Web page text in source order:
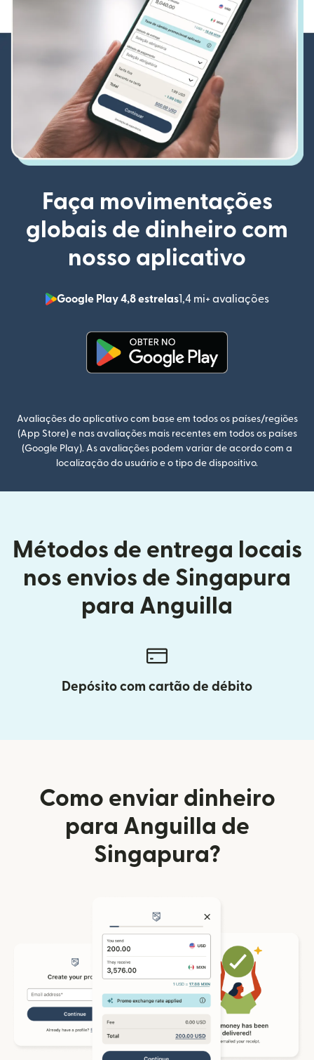
Faça movimentações
globais de dinheiro com
nosso aplicativo
Google Play 4,8 estrelas1,4 mi+ avaliações
(abre
Avaliações do aplicativo com base em todos os países/regiões
(App Store) e nas avaliações mais recentes em todos os países
(Google Play). As avaliações podem variar de acordo com a
localização do usuário e o tipo de dispositivo.
Métodos de entrega locais
nos envios de Singapura
para Anguilla
Depósito com cartão de débito
Como enviar dinheiro
para Anguilla de
Singapura?